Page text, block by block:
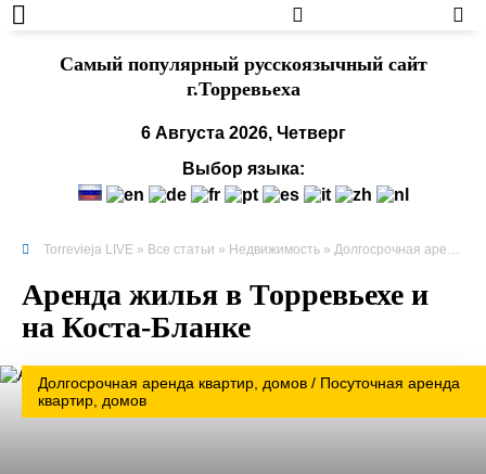
Cамый популярный русскоязычный сайт
г.Торревьеха
6 Августа 2026, Четверг
Выбор языка:
Torrevieja LIVE » Все статьи » Недвижимость » Долгосрочная аренда квартир, домов
Аренда жилья в Торревьехе и
на Коста-Бланке
1 €
Долгосрочная аренда квартир, домов / Посуточная аренда
квартир, домов